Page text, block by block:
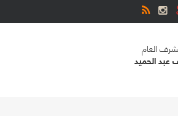
العام
عبد الحميد